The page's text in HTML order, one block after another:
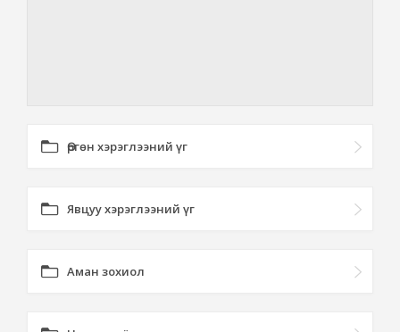
Өргөн хэрэглээний үг
Явцуу хэрэглээний үг
Аман зохиол